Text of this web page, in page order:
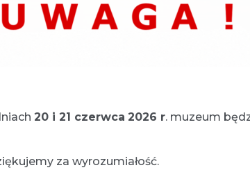
20 i 21 czerwca 2026 r. muzeum
za wyrozumiałość.